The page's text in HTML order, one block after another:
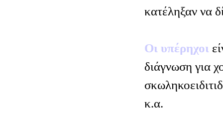
κατέληξαν να
Οι υπέρηχοι
διάγνωση για
κ.α.